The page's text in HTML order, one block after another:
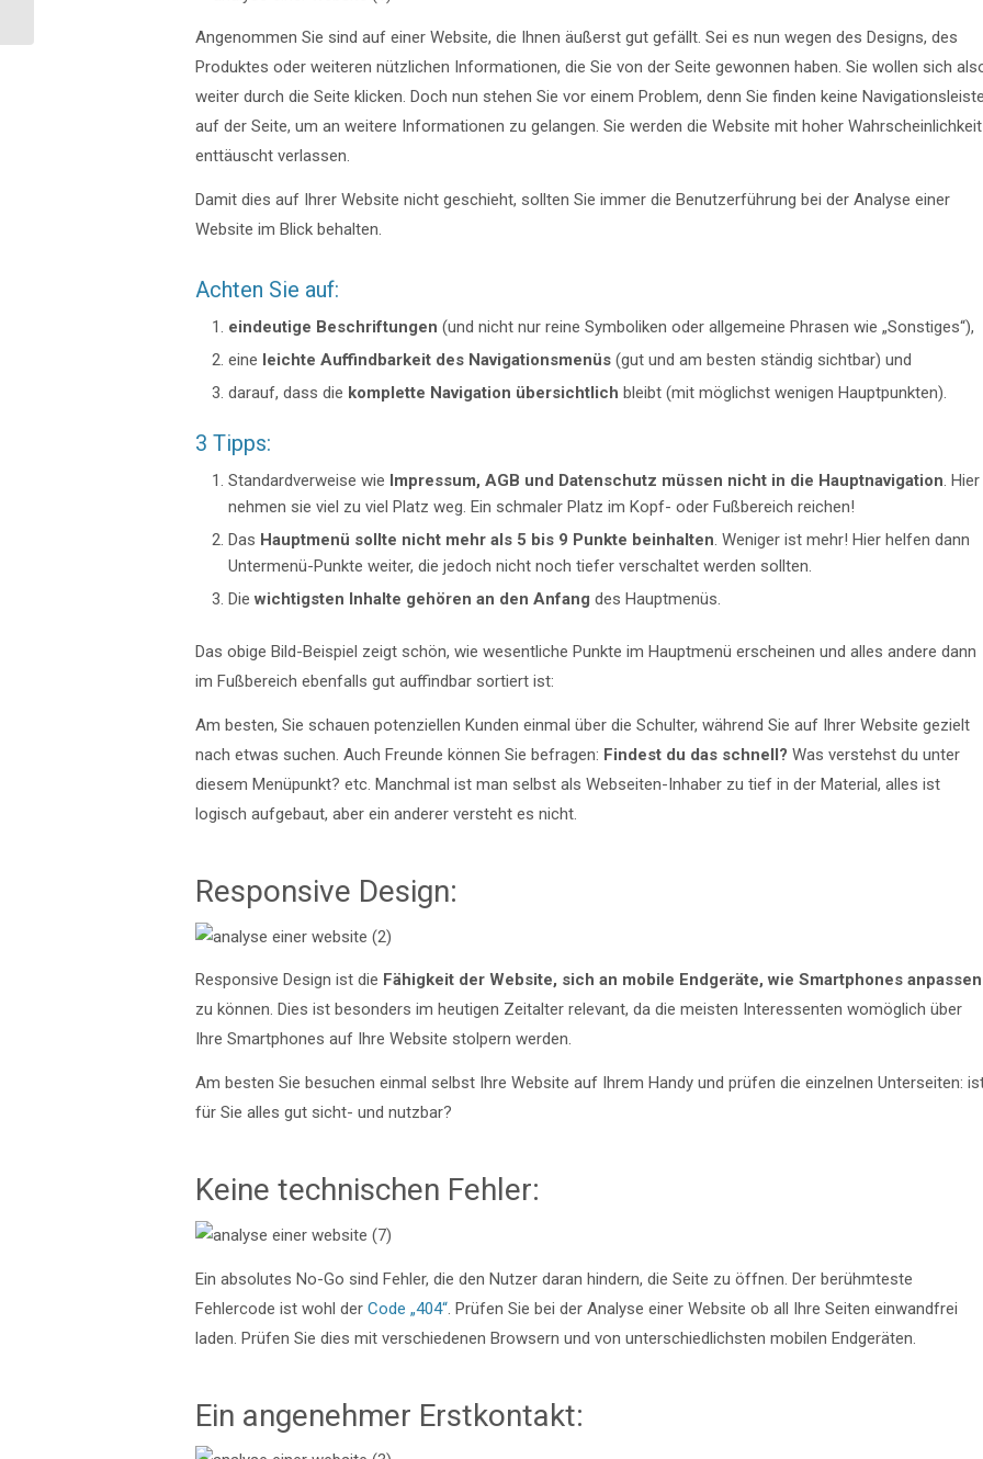
Angenommen Sie sind auf einer Website, die Ihnen äußerst gut gefällt. Sei es nun wegen des Designs, des
Produktes oder weiteren nützlichen Informationen, die Sie von der Seite gewonnen haben. Sie wollen sich
weiter durch die Seite klicken. Doch nun stehen Sie vor einem Problem, denn Sie finden keine
auf der Seite, um an weitere Informationen zu gelangen. Sie werden die Website mit hoher Wahrscheinlichkeit
enttäuscht verlassen.
Damit dies auf Ihrer Website nicht geschieht, sollten Sie immer die Benutzerführung bei der Analyse einer
Website im Blick behalten.
Achten Sie auf:
eindeutige Beschriftungen (und nicht nur reine Symboliken oder allgemeine Phrasen wie „Sonstiges“),
eine leichte Auffindbarkeit des Navigationsmenüs (gut und am besten ständig sichtbar) und
darauf, dass die komplette Navigation übersichtlich bleibt (mit möglichst wenigen Hauptpunkten).
3 Tipps:
Standardverweise wie Impressum, AGB und Datenschutz müssen nicht in die Hauptnavigation. Hier
nehmen sie viel zu viel Platz weg. Ein schmaler Platz im Kopf- oder Fußbereich reichen!
Das Hauptmenü sollte nicht mehr als 5 bis 9 Punkte beinhalten. Weniger ist mehr! Hier helfen dann
Untermenü-Punkte weiter, die jedoch nicht noch tiefer verschaltet werden sollten.
Diewichtigsten Inhalte gehören an den Anfang des Hauptmenüs.
Das obige Bild-Beispiel zeigt schön, wie wesentliche Punkte im Hauptmenü erscheinen und alles andere dann
im Fußbereich ebenfalls gut auffindbar sortiert ist:
Am besten, Sie schauen potenziellen Kunden einmal über die Schulter, während Sie auf Ihrer Website gezielt
nach etwas suchen. Auch Freunde können Sie befragen: Findest du das schnell? Was verstehst du unter
diesem Menüpunkt? etc. Manchmal ist man selbst als Webseiten-Inhaber zu tief in der Material, alles ist
logisch aufgebaut, aber ein anderer versteht es nicht.
Responsive Design:
Responsive Design ist die Fähigkeit der Website, sich an mobile Endgeräte, wie Smartphones anpassen
zu können. Dies ist besonders im heutigen Zeitalter relevant, da die meisten Interessenten womöglich über
Ihre Smartphones auf Ihre Website stolpern werden.
Am besten Sie besuchen einmal selbst Ihre Website auf Ihrem Handy und prüfen die einzelnen Unterseiten:
für Sie alles gut sicht- und nutzbar?
Keine technischen Fehler:
Ein absolutes No-Go sind Fehler, die den Nutzer daran hindern, die Seite zu öffnen. Der berühmteste
Fehlercode ist wohl der Code „404“ . Prüfen Sie bei der Analyse einer Website ob all Ihre Seiten einwandfrei
laden. Prüfen Sie dies mit verschiedenen Browsern und von unterschiedlichsten mobilen Endgeräten.
Ein angenehmer Erstkontakt: